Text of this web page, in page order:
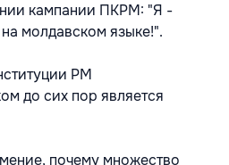
кампании ПКРМ: "Я -
молдавском языке!".
РМ
до сих пор является
почему множество